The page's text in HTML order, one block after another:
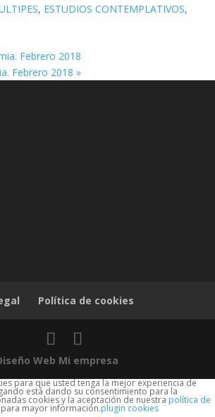
, ESTUDIOS CONTEMPLATIVOS,
Febrero 2018
Febrero 2018 »
Política de cookies
Web Mi empresa
para que usted tenga la mejor experiencia de
está dando su consentimiento para la
cookies y la aceptación de nuestra política de
mayor información.plugin cookies